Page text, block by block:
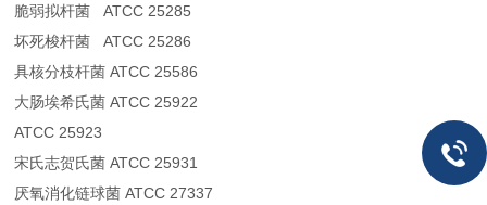
脆弱拟杆菌 ATCC 25285
坏死梭杆菌 ATCC 25286
具核分枝杆菌 ATCC 25586
大肠埃希氏菌 ATCC 25922
ATCC 25923
宋氏志贺氏菌 ATCC 25931
厌氧消化链球菌 ATCC 27337